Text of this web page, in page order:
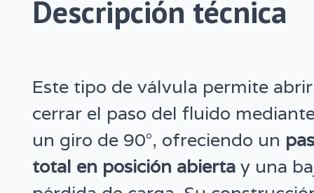
Descripción técnica
Este tipo de válvula permite
cerrar el paso del fluido
un giro de 90°, ofreciendo un
total en posición abierta y una